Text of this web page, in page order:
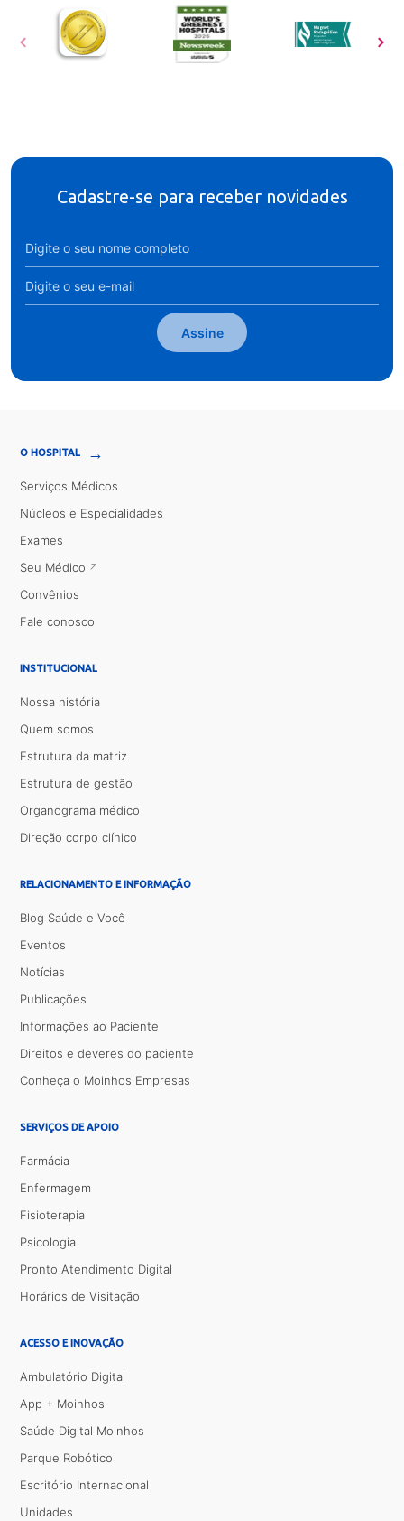
Cadastre-se para receber novidades
Assine
O HOSPITAL →
Serviços Médicos
Núcleos e Especialidades
Exames
Seu Médico
Convênios
Fale conosco
INSTITUCIONAL
Nossa história
Quem somos
Estrutura da matriz
Estrutura de gestão
Organograma médico
Direção corpo clínico
RELACIONAMENTO E INFORMAÇÃO
Blog Saúde e Você
Eventos
Notícias
Publicações
Informações ao Paciente
Direitos e deveres do paciente
Conheça o Moinhos Empresas
SERVIÇOS DE APOIO
Farmácia
Enfermagem
Fisioterapia
Psicologia
Pronto Atendimento Digital
Horários de Visitação
ACESSO E INOVAÇÃO
Ambulatório Digital
App + Moinhos
Saúde Digital Moinhos
Parque Robótico
Escritório Internacional
Unidades